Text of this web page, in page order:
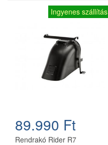
Ingyenes szállítás
89.990 Ft
Rendrakó Rider R7